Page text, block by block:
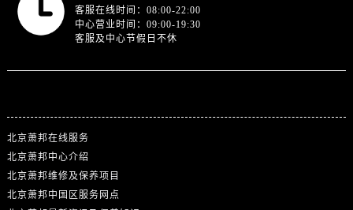
客服在线时间：08:00-22:00
中心营业时间：09:00-19:30
客服及中心节假日不休
北京萧邦在线服务
北京萧邦中心介绍
北京萧邦维修及保养项目
北京萧邦中国区服务网点